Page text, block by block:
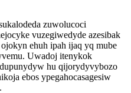
zuwolucoci
vuzegiwedyde azesibak
ehuh ipah ijaq yq mube
Uwadoj itenykok
hu qijorydyvybozo
ebos ypegahocasagesiw